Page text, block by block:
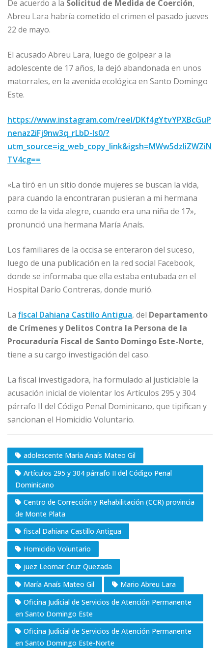
De acuerdo a la Solicitud de Medida de Coerción,
Abreu Lara habría cometido el crimen el pasado jueves
22 de mayo.
El acusado Abreu Lara, luego de golpear a la
adolescente de 17 años, la dejó abandonada en unos
matorrales, en la avenida ecológica en Santo Domingo
Este.
https://www.instagram.com/reel/DKf4gYtvYPXBcGuP
nenaz2iFj9nw3q_rLbD-Is0/?
utm_source=ig_web_copy_link&igsh=MWw5dzliZWZiN
TV4cg==
«La tiró en un sitio donde mujeres se buscan la vida,
para cuando la encontraran pusieran a mi hermana
como de la vida alegre, cuando era una niña de 17»,
pronunció una hermana María Anaís.
Los familiares de la occisa se enteraron del suceso,
luego de una publicación en la red social Facebook,
donde se informaba que ella estaba entubada en el
Hospital Darío Contreras, donde murió.
La fiscal Dahiana Castillo Antigua, del Departamento
de Crímenes y Delitos Contra la Persona de la
Procuraduría Fiscal de Santo Domingo Este-Norte,
tiene a su cargo investigación del caso.
La fiscal investigadora, ha formulado al justiciable la
acusación inicial de violentar los Artículos 295 y 304
párrafo II del Código Penal Dominicano, que tipifican y
sancionan el Homicidio Voluntario.
adolescente María Anaís Mateo Gil
Artículos 295 y 304 párrafo II del Código Penal
Dominicano
Centro de Corrección y Rehabilitación (CCR) provincia
de Monte Plata
fiscal Dahiana Castillo Antigua
Homicidio Voluntario
juez Leomar Cruz Quezada
María Anaís Mateo Gil
Mario Abreu Lara
Oficina Judicial de Servicios de Atención Permanente
en Santo Domingo Este
Oficina Judicial de Servicios de Atención Permanente
en Santo Domingo Este-Norte